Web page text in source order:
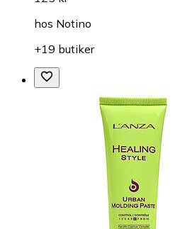
hos Notino
+19 butiker